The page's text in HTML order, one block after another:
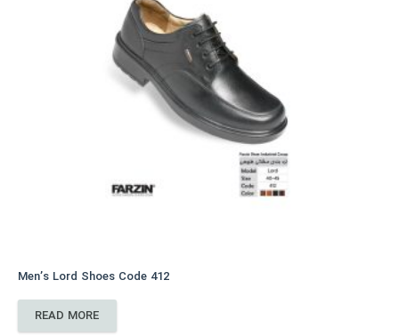
Men’s Lord Shoes Code 412
READ MORE